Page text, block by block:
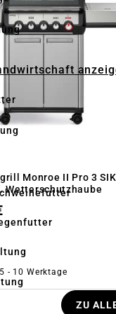
Monroe II Pro 3
Wetterschutzhaube
- 10 Werktage
ZU